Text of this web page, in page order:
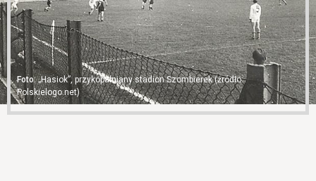
„Hasiok”, przykopalniany stadion Szombierek (źródło:
Polskielogo.net)